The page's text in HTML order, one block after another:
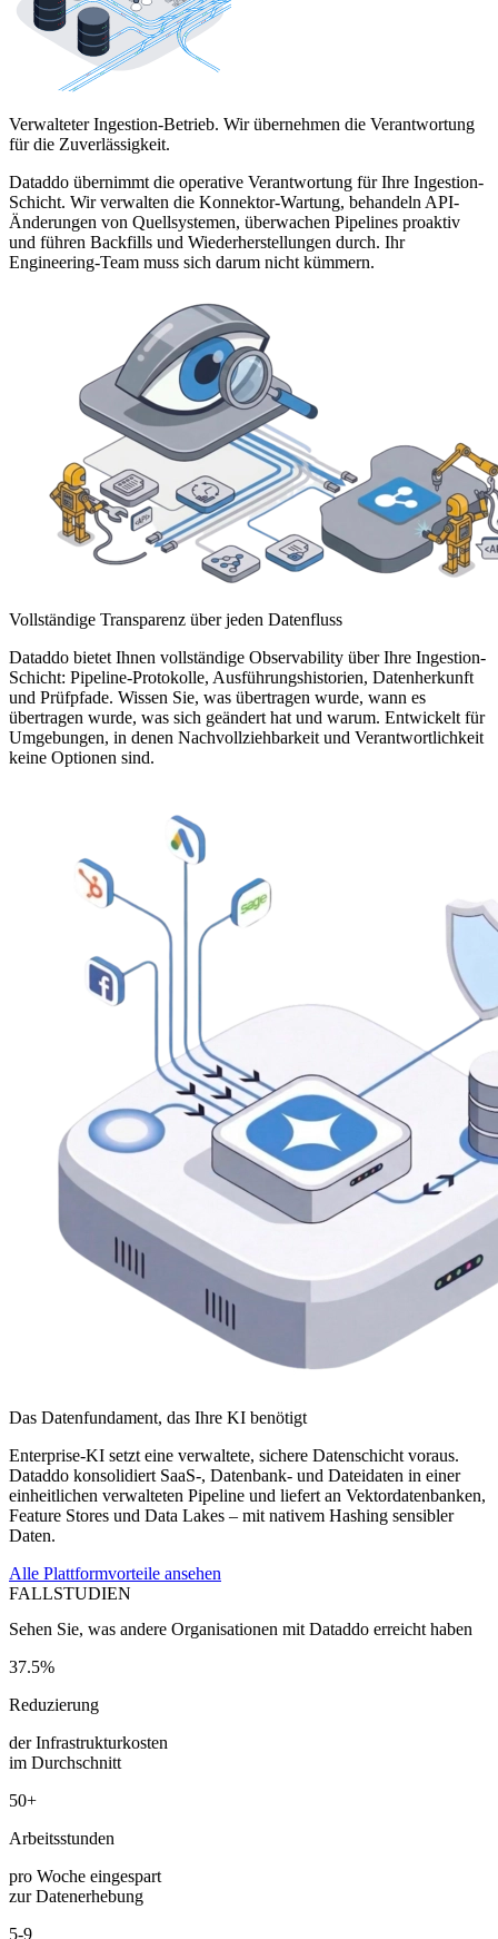
Verwalteter Ingestion-Betrieb. Wir übernehmen die Verantwortung
für die Zuverlässigkeit.
Dataddo übernimmt die operative Verantwortung für Ihre Ingestion-
Schicht. Wir verwalten die Konnektor-Wartung, behandeln API-
Änderungen von Quellsystemen, überwachen Pipelines proaktiv
und führen Backfills und Wiederherstellungen durch. Ihr
Engineering-Team muss sich darum nicht kümmern.
Vollständige Transparenz über jeden Datenfluss
Dataddo bietet Ihnen vollständige Observability über Ihre Ingestion-
Schicht: Pipeline-Protokolle, Ausführungshistorien, Datenherkunft
und Prüfpfade. Wissen Sie, was übertragen wurde, wann es
übertragen wurde, was sich geändert hat und warum. Entwickelt für
Umgebungen, in denen Nachvollziehbarkeit und Verantwortlichkeit
keine Optionen sind.
Das Datenfundament, das Ihre KI benötigt
Enterprise-KI setzt eine verwaltete, sichere Datenschicht voraus.
Dataddo konsolidiert SaaS-, Datenbank- und Dateidaten in einer
einheitlichen verwalteten Pipeline und liefert an Vektordatenbanken,
Feature Stores und Data Lakes – mit nativem Hashing sensibler
Daten.
Alle Plattformvorteile ansehen
FALLSTUDIEN
Sehen Sie, was andere Organisationen mit Dataddo erreicht haben
37.5%
Reduzierung
der Infrastrukturkosten
im Durchschnitt
50+
Arbeitsstunden
pro Woche eingespart
zur Datenerhebung
5-9